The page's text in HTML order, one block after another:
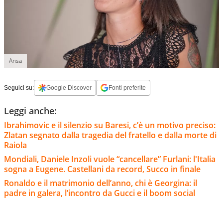
Ansa
Seguici su: Google Discover Fonti preferite
Leggi anche:
Ibrahimovic e il silenzio su Baresi, c’è un motivo preciso:
Zlatan segnato dalla tragedia del fratello e dalla morte di
Raiola
Mondiali, Daniele Inzoli vuole “cancellare” Furlani: l'Italia
sogna a Eugene. Castellani da record, Succo in finale
Ronaldo e il matrimonio dell’anno, chi è Georgina: il
padre in galera, l’incontro da Gucci e il boom social